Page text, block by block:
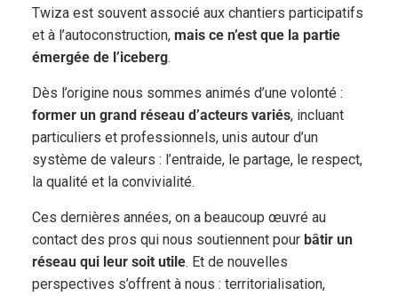
Twiza est souvent associé aux chantiers participatifs
et à l’autoconstruction, mais ce n’est que la partie
émergée de l’iceberg.
Dès l’origine nous sommes animés d’une volonté :
former un grand réseau d’acteurs variés, incluant
particuliers et professionnels, unis autour d’un
système de valeurs : l’entraide, le partage, le respect,
la qualité et la convivialité.
Ces dernières années, on a beaucoup œuvré au
contact des pros qui nous soutiennent pour bâtir un
réseau qui leur soit utile. Et de nouvelles
perspectives s’offrent à nous : territorialisation,